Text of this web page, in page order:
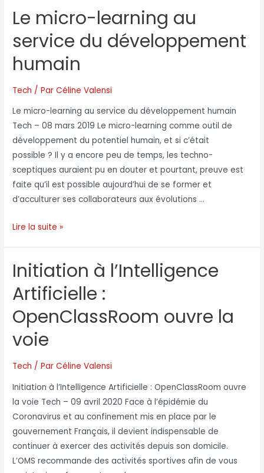
Le micro-learning au
service du développement
humain
Tech / ParCéline Valensi
Le micro-learning au service du développement humain
Tech – 08 mars 2019 Le micro-learning comme outil de
développement du potentiel humain, et si c’était
possible ? Il y a encore peu de temps, les techno-
sceptiques auraient pu en douter et pourtant, preuve est
faite qu’il est possible aujourd’hui de se former et
d’acculturer ses collaborateurs aux évolutions …
Lire la suite »
Initiation à l’Intelligence
Artificielle :
OpenClassRoom ouvre la
voie
Tech / ParCéline Valensi
Initiation à l’Intelligence Artificielle : OpenClassRoom ouvre
la voie Tech – 09 avril 2020 Face à l’épidémie du
Coronavirus et au confinement mis en place par le
gouvernement Français, il devient indispensable de
continuer à exercer des activités depuis son domicile.
L’OMS recommande des activités sportives afin de vous